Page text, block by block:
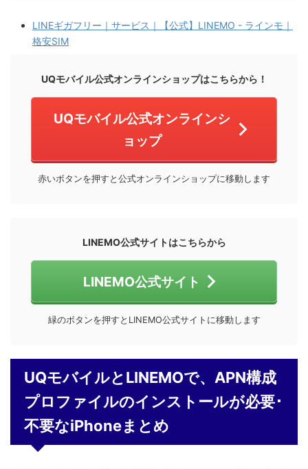
LINEギガフリー｜サービス｜【公式】LINEMO - ラインモ｜
格安SIM
UQモバイル公式オンラインショップはこちらから！
UQモバイル公式オンラインシ
ョップ
赤いボタンを押すと公式オンラインショップに移動します
LINEMO公式サイトはこちらから
LINEMO公式サイト
緑のボタンを押すとLINEMO公式サイトに移動します
UQモバイルとLINEMOで、APN構成
プロファイルのインストールが必要･
不要なiPhoneまとめ